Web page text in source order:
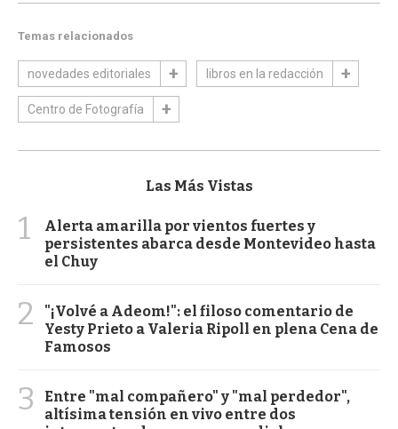
Temas relacionados
novedades editoriales libros en la redacción
Centro de Fotografía
Las Más Vistas
1
Alerta amarilla por vientos fuertes y
persistentes abarca desde Montevideo hasta
el Chuy
2
"¡Volvé a Adeom!": el filoso comentario de
Yesty Prieto a Valeria Ripoll en plena Cena de
Famosos
3
Entre "mal compañero" y "mal perdedor",
altísima tensión en vivo entre dos